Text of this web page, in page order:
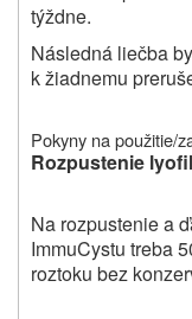
týždne.
Následná liečba
k žiadnemu
Pokyny na použitie/
Rozpustenie
Na rozpustenie a
ImmuCystu treba
roztoku bez